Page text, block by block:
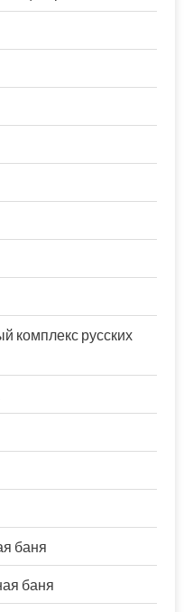
комплекс русских
баня
баня